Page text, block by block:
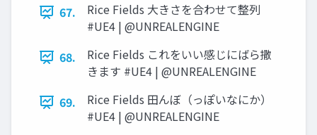
67.
Rice Fields 大きさを合わせて整列
#UE4 | @UNREALENGINE
68.
Rice Fields これをいい感じにばら撒
きます #UE4 | @UNREALENGINE
69.
Rice Fields 田んぼ（っぽいなにか）
#UE4 | @UNREALENGINE